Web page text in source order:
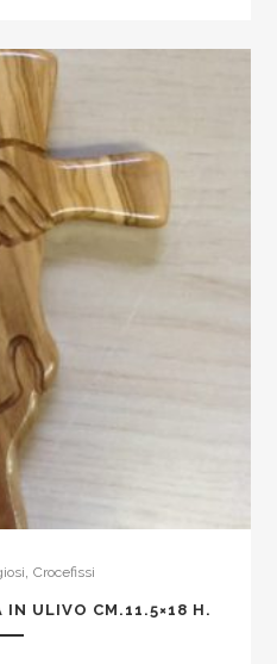
Crocefissi
IN ULIVO CM.11.5×18 H.